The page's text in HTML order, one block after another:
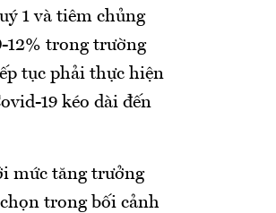
1 và tiêm chủng
12% trong trường
tục phải thực hiện
19 kéo dài đến
mức tăng trưởng
trong bối cảnh